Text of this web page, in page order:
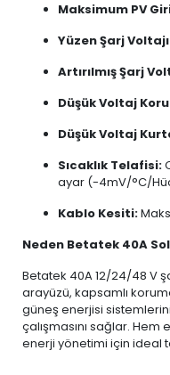
Maksimum PV
Yüzen Şarj
Artırılmış Şarj
Düşük Voltaj
Düşük Voltaj
Sıcaklık Telafisi:
ayar (-4mV/°C/
Kablo Kesiti:
Neden Betatek 40A
Betatek 40A 12/24/48 V
arayüzü, kapsamlı
güneş enerjisi
çalışmasını sağlar.
enerji yönetimi için ideal